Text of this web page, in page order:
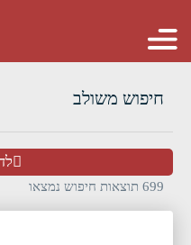
חיפוש משולב
699 תוצאות חיפוש נמצאו